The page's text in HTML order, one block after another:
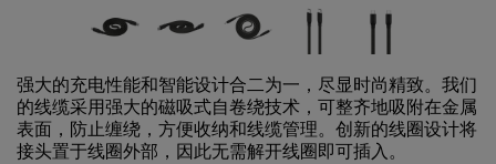
强大的充电性能和智能设计合二为一，尽显时尚精致。我们
的线缆采用强大的磁吸式自卷绕技术，可整齐地吸附在金属
表面，防止缠绕，方便收纳和线缆管理。创新的线圈设计将
接头置于线圈外部，因此无需解开线圈即可插入。